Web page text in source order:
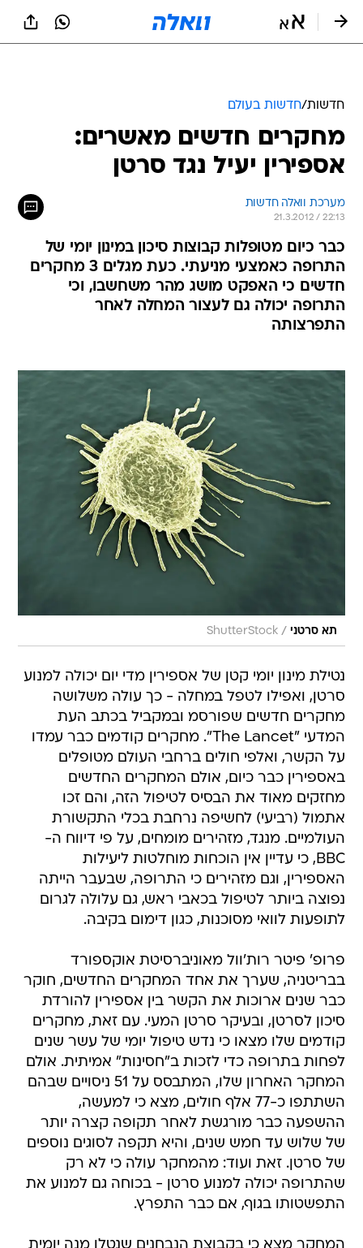
חדשות/חדשות בעולם
מחקרים חדשים מאשרים:
אספירין יעיל נגד סרטן
מערכת וואלה חדשות
21.3.2012 / 22:13
כבר כיום מטופלות קבוצות סיכון במינון יומי של
התרופה כאמצעי מניעתי. כעת מגלים 3 מחקרים
חדשים כי האפקט מושג מהר משחשבו, וכי
התרופה יכולה גם לעצור המחלה לאחר
התפרצותה
תא סרטני /
ShutterStock
נטילת מינון יומי קטן של אספירין מדי יום יכולה למנוע
סרטן, ואפילו לטפל במחלה - כך עולה משלושה
מחקרים חדשים שפורסמ ובמקביל בכתב העת
המדעי "The Lancet". מחקרים קודמים כבר עמדו
על הקשר, ואלפי חולים ברחבי העולם מטופלים
באספירין כבר כיום, אולם המחקרים החדשים
מחזקים מאוד את הבסיס לטיפול הזה, והם זכו
אתמול (רביעי) לחשיפה נרחבת בכלי התקשורת
העולמיים. מנגד, מזהירים מומחים, על פי דיווח ה-
BBC, כי עדיין אין הוכחות מוחלטות ליעילות
האספירין, וגם מזהירים כי התרופה, שבעבר הייתה
נפוצה ביותר לטיפול בכאבי ראש, גם עלולה לגרום
לתופעות לוואי מסוכנות, כגון דימום בקיבה.
פרופ' פיטר רות'וול מאוניברסיטת אוקספורד
בבריטניה, שערך את אחד המחקרים החדשים, חוקר
כבר שנים ארוכות את הקשר בין אספירין להורדת
סיכון לסרטן, ובעיקר סרטן המעי. עם זאת, מחקרים
קודמים שלו מצאו כי נדש טיפול יומי של עשר שנים
לפחות בתרופה כדי לזכות ב"חסינות" אמיתית. אולם
המחקר האחרון שלו, המתבסס על 51 ניסויים שבהם
השתתפו כ-77 אלף חולים, מצא כי למעשה,
ההשפעה כבר מורגשת לאחר תקופה קצרה יותר
של שלוש עד חמש שנים, והיא תקפה לסוגים נוספים
של סרטן. זאת ועוד: מהמחקר עולה כי לא רק
שהתרופה יכולה למנוע סרטן - בכוחה גם למנוע את
התפשטותו בגוף, אם כבר התפרץ.